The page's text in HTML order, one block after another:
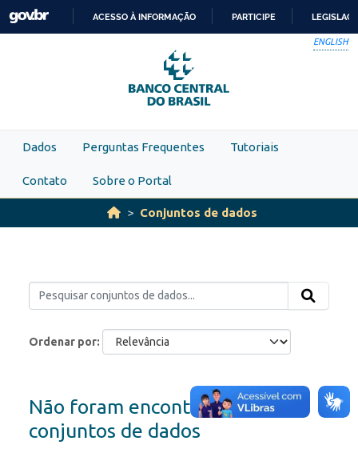
Skip to main content
PARA
O
CONTEÚDO
ACESSO À INFORMAÇÃO PARTICIPE
ENGLISH
Dados Perguntas Frequentes Tutoriais
Contato Sobre o Portal
Conjuntos de dados
Ordenar por
Não foram encontrados
conjuntos de dados